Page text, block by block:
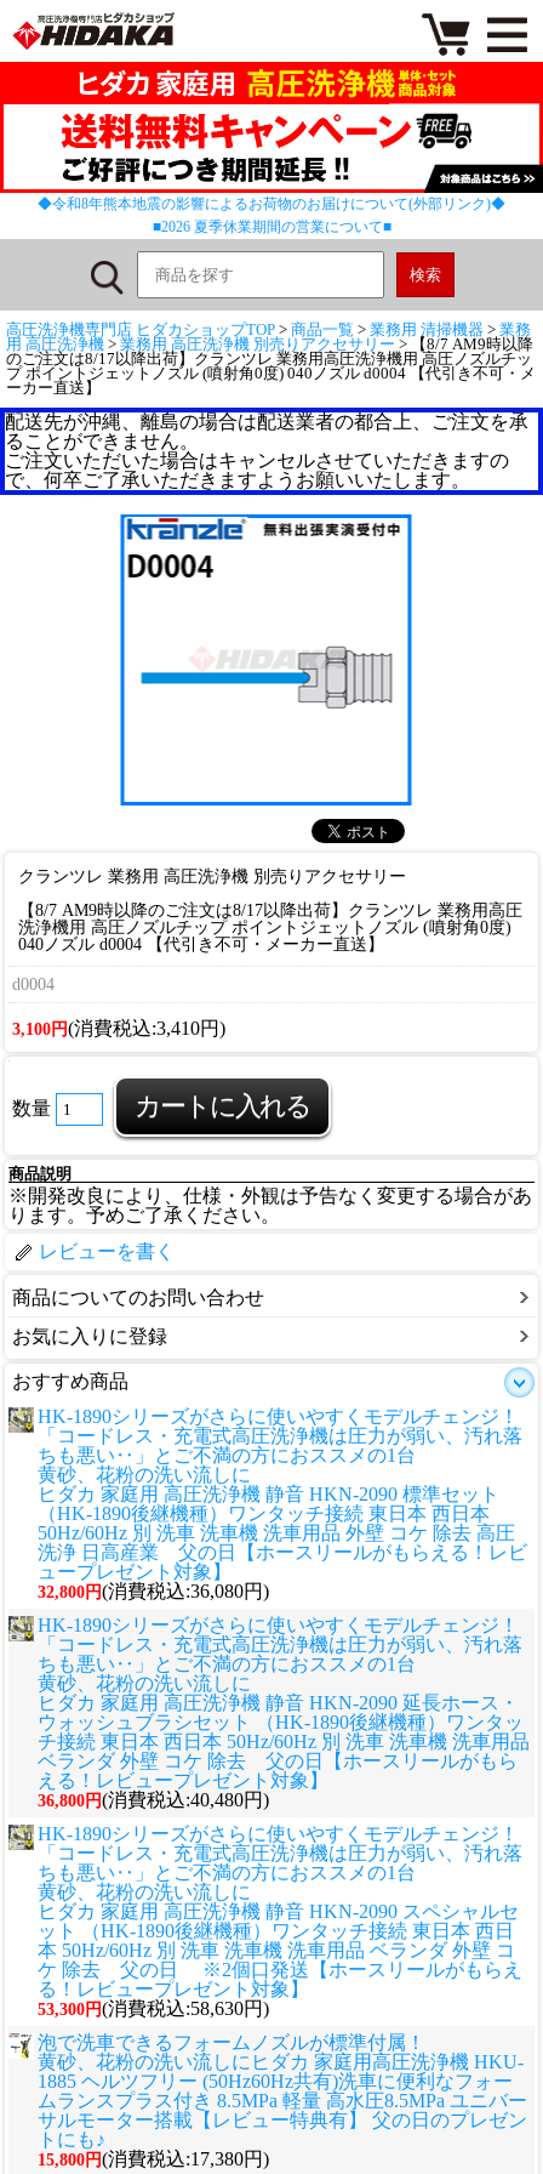
◆令和8年熊本地震の影響によるお荷物のお届けについて(外部リンク)◆
■2026 夏季休業期間の営業について■
高圧洗浄機専門店 ヒダカショップTOP > 商品一覧 > 業務用 清掃機器 > 業務
用 高圧洗浄機 > 業務用 高圧洗浄機 別売りアクセサリー > 【8/7 AM9時以降
のご注文は8/17以降出荷】クランツレ 業務用高圧洗浄機用 高圧ノズルチッ
プ ポイントジェットノズル (噴射角0度) 040ノズル d0004 【代引き不可・メ
ーカー直送】
配送先が沖縄、離島の場合は配送業者の都合上、ご注文を承
ることができません。
ご注文いただいた場合はキャンセルさせていただきますの
で、何卒ご了承いただきますようお願いいたします。
クランツレ 業務用 高圧洗浄機 別売りアクセサリー
【8/7 AM9時以降のご注文は8/17以降出荷】クランツレ 業務用高圧
洗浄機用 高圧ノズルチップ ポイントジェットノズル (噴射角0度)
040ノズル d0004 【代引き不可・メーカー直送】
d0004
3,100円(消費税込:3,410円)
数量
商品説明
※開発改良により、仕様・外観は予告なく変更する場合があ
ります。予めご了承ください。
レビューを書く
商品についてのお問い合わせ
お気に入りに登録
おすすめ商品
HK-1890シリーズがさらに使いやすくモデルチェンジ！
「コードレス・充電式高圧洗浄機は圧力が弱い、汚れ落
ちも悪い‥」とご不満の方におススメの1台
黄砂、花粉の洗い流しに
ヒダカ 家庭用 高圧洗浄機 静音 HKN-2090 標準セット
（HK-1890後継機種）ワンタッチ接続 東日本 西日本
50Hz/60Hz 別 洗車 洗車機 洗車用品 外壁 コケ 除去 高圧
洗浄 日高産業 父の日【ホースリールがもらえる！レビ
ュープレゼント対象】
32,800円(消費税込:36,080円)
HK-1890シリーズがさらに使いやすくモデルチェンジ！
「コードレス・充電式高圧洗浄機は圧力が弱い、汚れ落
ちも悪い‥」とご不満の方におススメの1台
黄砂、花粉の洗い流しに
ヒダカ 家庭用 高圧洗浄機 静音 HKN-2090 延長ホース・
ウォッシュブラシセット （HK-1890後継機種）ワンタッ
チ接続 東日本 西日本 50Hz/60Hz 別 洗車 洗車機 洗車用品
ベランダ 外壁 コケ 除去 父の日【ホースリールがもら
える！レビュープレゼント対象】
36,800円(消費税込:40,480円)
HK-1890シリーズがさらに使いやすくモデルチェンジ！
「コードレス・充電式高圧洗浄機は圧力が弱い、汚れ落
ちも悪い‥」とご不満の方におススメの1台
黄砂、花粉の洗い流しに
ヒダカ 家庭用 高圧洗浄機 静音 HKN-2090 スペシャルセ
ット （HK-1890後継機種）ワンタッチ接続 東日本 西日
本 50Hz/60Hz 別 洗車 洗車機 洗車用品 ベランダ 外壁 コ
ケ 除去 父の日 ※2個口発送【ホースリールがもらえ
る！レビュープレゼント対象】
53,300円(消費税込:58,630円)
泡で洗車できるフォームノズルが標準付属！
黄砂、花粉の洗い流しに ヒダカ 家庭用高圧洗浄機 HKU-
1885 ヘルツフリー (50Hz60Hz共有)洗車に便利なフォー
ムランスプラス付き 8.5MPa 軽量 高水圧8.5MPa ユニバー
サルモーター搭載【レビュー特典有】 父の日のプレゼン
トにも♪
15,800円(消費税込:17,380円)